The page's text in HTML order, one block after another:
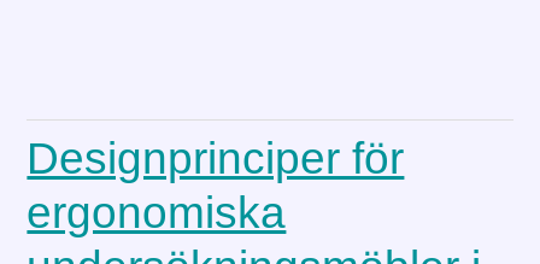
Designprinciper för
ergonomiska